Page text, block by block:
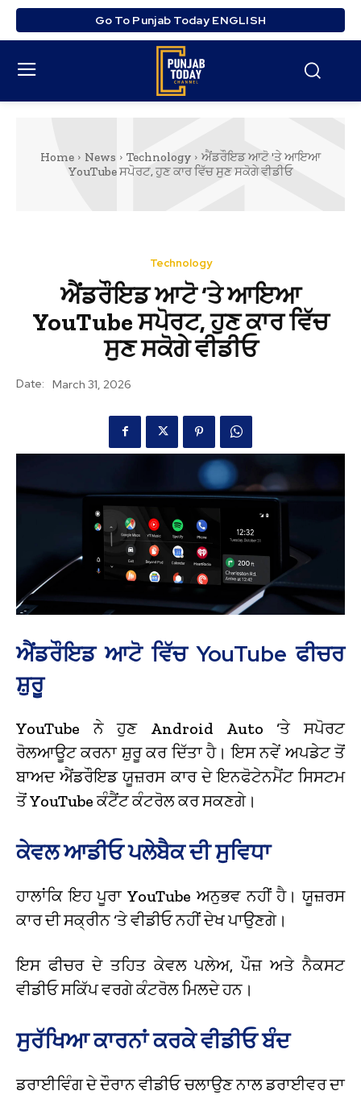
Go To Punjab Today ENGLISH
Home News Technology
ਐਂਡਰੌਇਡ ਆਟੋ 'ਤੇ ਆਇਆ
YouTube ਸਪੋਰਟ, ਹੁਣ ਕਾਰ ਵਿੱਚ ਸੁਣ ਸਕੋਗੇ ਵੀਡੀਓ
Technology
ਐਂਡਰੌਇਡ ਆਟੋ ‘ਤੇ ਆਇਆ
YouTube ਸਪੋਰਟ, ਹੁਣ ਕਾਰ ਵਿੱਚ
ਸੁਣ ਸਕੋਗੇ ਵੀਡੀਓ
Date: March 31, 2026
ਐਂਡਰੌਇਡ ਆਟੋ ਵਿੱਚ YouTube ਫੀਚਰ
ਸ਼ੁਰੂ
YouTube ਨੇ ਹੁਣ Android Auto ‘ਤੇ ਸਪੋਰਟ
ਰੋਲਆਊਟ ਕਰਨਾ ਸ਼ੁਰੂ ਕਰ ਦਿੱਤਾ ਹੈ। ਇਸ ਨਵੇਂ ਅਪਡੇਟ ਤੋਂ
ਬਾਅਦ ਐਂਡਰੌਇਡ ਯੂਜ਼ਰਸ ਕਾਰ ਦੇ ਇਨਫੋਟੇਨਮੈਂਟ ਸਿਸਟਮ
ਤੋਂ YouTube ਕੰਟੈਂਟ ਕੰਟਰੋਲ ਕਰ ਸਕਣਗੇ।
ਕੇਵਲ ਆਡੀਓ ਪਲੇਬੈਕ ਦੀ ਸੁਵਿਧਾ
ਹਾਲਾਂਕਿ ਇਹ ਪੂਰਾ YouTube ਅਨੁਭਵ ਨਹੀਂ ਹੈ। ਯੂਜ਼ਰਸ
ਕਾਰ ਦੀ ਸਕ੍ਰੀਨ ‘ਤੇ ਵੀਡੀਓ ਨਹੀਂ ਦੇਖ ਪਾਉਣਗੇ।
ਇਸ ਫੀਚਰ ਦੇ ਤਹਿਤ ਕੇਵਲ ਪਲੇਅ, ਪੌਜ਼ ਅਤੇ ਨੈਕਸਟ
ਵੀਡੀਓ ਸਕਿੱਪ ਵਰਗੇ ਕੰਟਰੋਲ ਮਿਲਦੇ ਹਨ।
ਸੁਰੱਖਿਆ ਕਾਰਨਾਂ ਕਰਕੇ ਵੀਡੀਓ ਬੰਦ
ਡਰਾਈਵਿੰਗ ਦੇ ਦੌਰਾਨ ਵੀਡੀਓ ਚਲਾਉਣ ਨਾਲ ਡਰਾਈਵਰ ਦਾ